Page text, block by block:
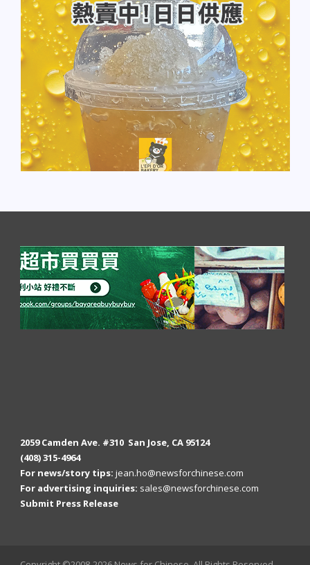
2059 Camden Ave. #310 San Jose, CA 95124
(408) 315-4964
For news/story tips: jean.ho@newsforchinese.com
For advertising inquiries: sales@newsforchinese.com
Submit Press Release